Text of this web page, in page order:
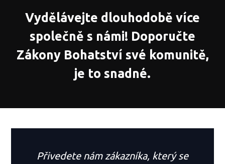
Vydělávejte dlouhodobě více
společně s námi! Doporučte
Zákony Bohatství své komunitě,
je to snadné.
Přivedete nám zákazníka, který se